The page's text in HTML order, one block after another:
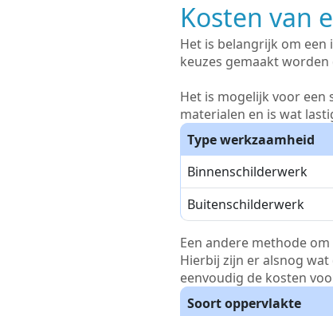
Kosten van
Het is belangrijk om
keuzes gemaakt
Het is mogelijk voor een
materialen en is wat
Type werkzaamheid
Binnenschilderwerk
Buitenschilderwerk
Een andere methode
Hierbij zijn er alsnog
eenvoudig de kosten
Soort oppervlakte